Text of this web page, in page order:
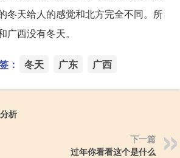
冬天给人的感觉和北方完全不同。所
西没有冬天。
： 冬天 广东 广西
析
下一篇
过年你看看这个是什么